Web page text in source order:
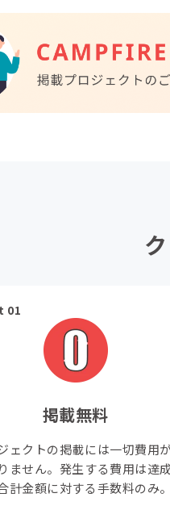
01
掲載無料
ェクトの掲載には一切費用
ません。発生する費用は達
計金額に対する手数料のみ